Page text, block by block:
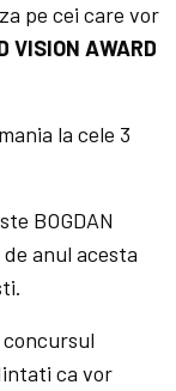
pe cei care vor
VISION AWARD
la cele 3
BOGDAN
anul acesta
ca vor